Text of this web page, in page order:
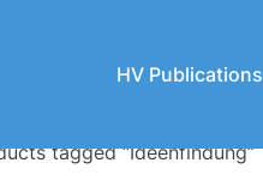
HV Publications
tagged “Ideenfindung”